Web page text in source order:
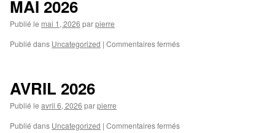
MAI 2026
Publié le mai 1, 2026 parpierre
Publié dans Uncategorized | Commentaires ferméssur
AVRIL 2026
Publié le avril 6, 2026 parpierre
Publié dans Uncategorized | Commentaires ferméssur